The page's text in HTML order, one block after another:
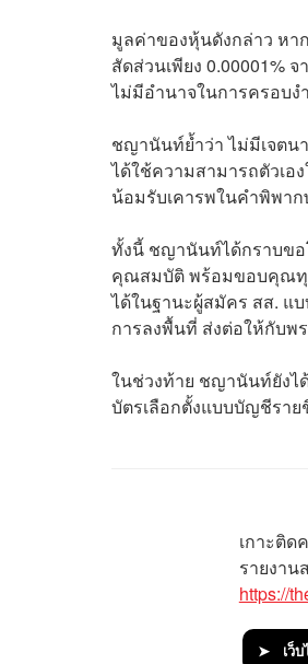
มูลค่าของหุ้นดังกล่าว หา
สัดส่วนเพียง 0.00001%
ไม่มีอำนาจในการครอบง
ชญานันท์ย้ำว่า ไม่มีเจตน
ได้ใช้ความสามารถตัวเอ
น้อมรับเคารพในคำพิพา
ทั้งนี้ ชญานันท์ได้กราบขอ
คุณสมบัติ พร้อมขอบคุณทุ
ได้ในฐานะผู้สมัคร สส. แ
การลงพื้นที่ ส่งต่อให้กับพ
ในช่วงท้าย ชญานันท์ยังไ
บัตรเลือกตั้งแบบบัญชีรา
เกาะติด
รายงาน
https://
➤ เว็บ